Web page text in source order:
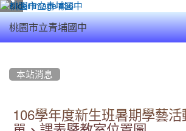
桃園市立青埔國中
本站消息
106學年度新生班暑期學藝活